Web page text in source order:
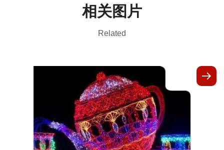
相关图片
Related